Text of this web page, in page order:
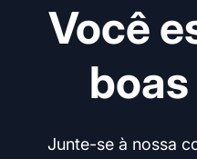
Você
Junte-se à nossa